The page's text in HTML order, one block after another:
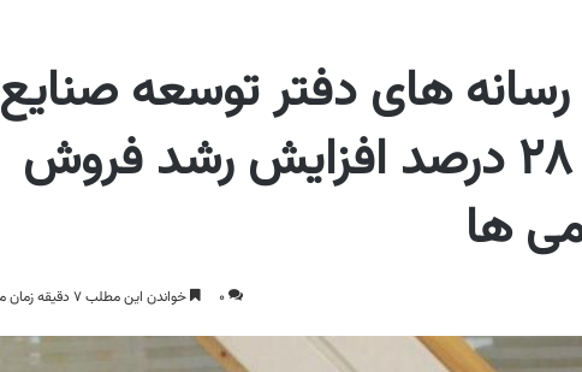
رسانه های دفتر توسعه صنایع
پایین دستی!/ 28 درصد افزایش رشد فروش
ها
0 خواندن این مطلب 7 دقیقه زمان میبرد